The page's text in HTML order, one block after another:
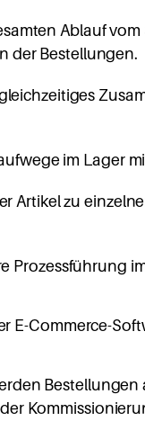
Ablauf
der Bestellungen.
im Lager
Artikel zu
Prozessführung
E-Commerce-